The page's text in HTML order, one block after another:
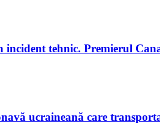
tehnic. Premierul
ucraineană care